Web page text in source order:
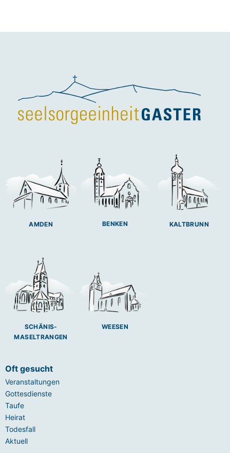
AMDEN BENKEN KALTBRUNN
SCHÄNIS-
MASELTRANGEN
WEESEN
Oft gesucht
Veranstaltungen
Gottesdienste
Taufe
Heirat
Todesfall
Aktuell